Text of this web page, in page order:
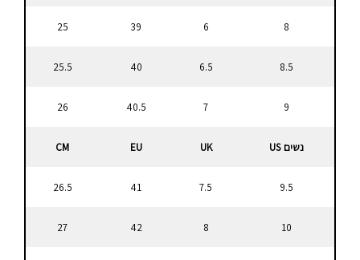
8
6
39
25
8.5
6.5
40
25.5
9
7
40.5
26
נשים US UK
EU
CM
9.5
7.5
41
26.5
10
8
42
27